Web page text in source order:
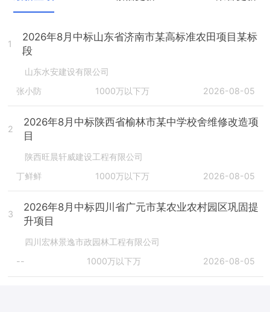
1
2026年8月中标山东省济南市某高标准农田项目某标
段
山东水安建设有限公司
张小防
1000万以下万 2026-08-05
2
2026年8月中标陕西省榆林市某中学校舍维修改造项
目
陕西旺晨轩威建设工程有限公司
丁鲜鲜
1000万以下万 2026-08-05
3
2026年8月中标四川省广元市某农业农村园区巩固提
升项目
四川宏林景逸市政园林工程有限公司
--
1000万以下万 2026-08-05